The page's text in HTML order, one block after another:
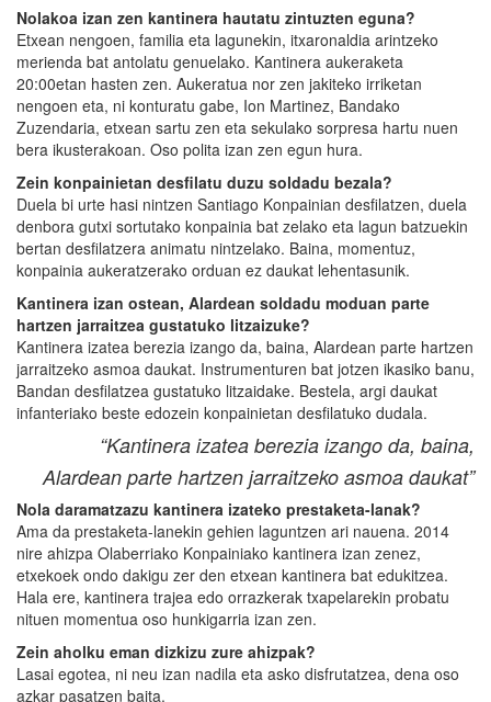
Nolakoa izan zen kantinera hautatu zintuzten eguna?
Etxean nengoen, familia eta lagunekin, itxaronaldia arintzeko
merienda bat antolatu genuelako. Kantinera aukeraketa
20:00etan hasten zen. Aukeratua nor zen jakiteko irriketan
nengoen eta, ni konturatu gabe, Ion Martinez, Bandako
Zuzendaria, etxean sartu zen eta sekulako sorpresa hartu nuen
bera ikusterakoan. Oso polita izan zen egun hura.
Zein konpainietan desfilatu duzu soldadu bezala?
Duela bi urte hasi nintzen Santiago Konpainian desfilatzen, duela
denbora gutxi sortutako konpainia bat zelako eta lagun batzuekin
bertan desfilatzera animatu nintzelako. Baina, momentuz,
konpainia aukeratzerako orduan ez daukat lehentasunik.
Kantinera izan ostean, Alardean soldadu moduan parte
hartzen jarraitzea gustatuko litzaizuke?
Kantinera izatea berezia izango da, baina, Alardean parte hartzen
jarraitzeko asmoa daukat. Instrumenturen bat jotzen ikasiko banu,
Bandan desfilatzea gustatuko litzaidake. Bestela, argi daukat
infanteriako beste edozein konpainietan desfilatuko dudala.
“Kantinera izatea berezia izango da, baina,
Alardean parte hartzen jarraitzeko asmoa daukat”
Nola daramatzazu kantinera izateko prestaketa-lanak?
Ama da prestaketa-lanekin gehien laguntzen ari nauena. 2014
nire ahizpa Olaberriako Konpainiako kantinera izan zenez,
etxekoek ondo dakigu zer den etxean kantinera bat edukitzea.
Hala ere, kantinera trajea edo orrazkerak txapelarekin probatu
nituen momentua oso hunkigarria izan zen.
Zein aholku eman dizkizu zure ahizpak?
Lasai egotea, ni neu izan nadila eta asko disfrutatzea, dena oso
azkar pasatzen baita.